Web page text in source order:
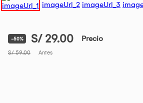
-50% S/ 29.00 Precio
S/ 59.00 Antes